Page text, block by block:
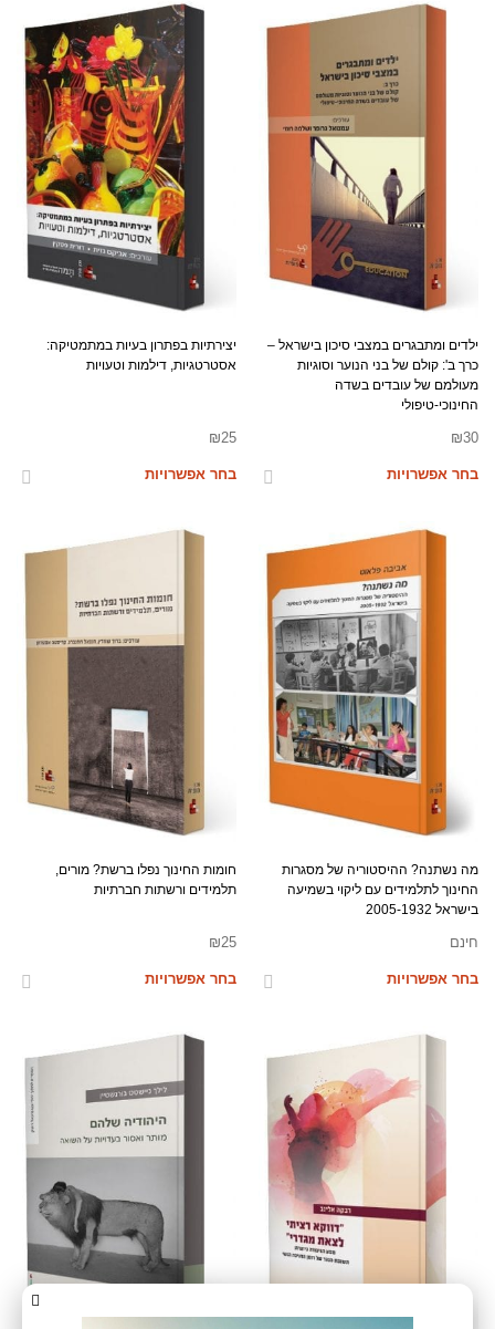
ילדים ומתבגרים במצבי סיכון בישראל –
כרך ב': קולם של בני הנוער וסוגיות
מעולמם של עובדים בשדה
החינוכי-טיפולי
₪30
בחר אפשרויות
יצירתיות בפתרון בעיות במתמטיקה:
אסטרטגיות, דילמות וטעויות
₪25
בחר אפשרויות
מה נשתנה? ההיסטוריה של מסגרות
החינוך לתלמידים עם ליקוי בשמיעה
בישראל 2005-1932
חינם
בחר אפשרויות
חומות החינוך נפלו ברשת? מורים,
תלמידים ורשתות חברתיות
₪25
בחר אפשרויות